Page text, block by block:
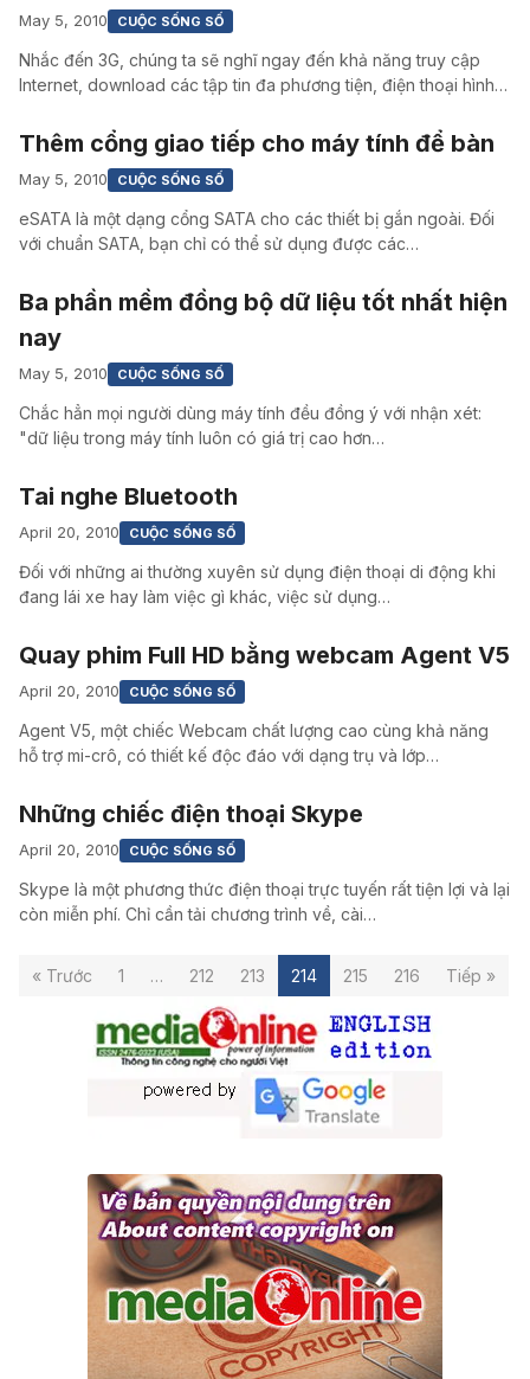
May 5, 2010 CUỘC SỐNG SỐ
Nhắc đến 3G, chúng ta sẽ nghĩ ngay đến khả năng truy cập
Internet, download các tập tin đa phương tiện, điện thoại hình…
Thêm cổng giao tiếp cho máy tính để bàn
May 5, 2010 CUỘC SỐNG SỐ
eSATA là một dạng cổng SATA cho các thiết bị gắn ngoài. Đối
với chuẩn SATA, bạn chỉ có thể sử dụng được các…
Ba phần mềm đồng bộ dữ liệu tốt nhất hiện
nay
May 5, 2010 CUỘC SỐNG SỐ
Chắc hẳn mọi người dùng máy tính đều đồng ý với nhận xét:
"dữ liệu trong máy tính luôn có giá trị cao hơn…
Tai nghe Bluetooth
April 20, 2010 CUỘC SỐNG SỐ
Đối với những ai thường xuyên sử dụng điện thoại di động khi
đang lái xe hay làm việc gì khác, việc sử dụng…
Quay phim Full HD bằng webcam Agent V5
April 20, 2010 CUỘC SỐNG SỐ
Agent V5, một chiếc Webcam chất lượng cao cùng khả năng
hỗ trợ mi-crô, có thiết kế độc đáo với dạng trụ và lớp…
Những chiếc điện thoại Skype
April 20, 2010 CUỘC SỐNG SỐ
Skype là một phương thức điện thoại trực tuyến rất tiện lợi và lại
còn miễn phí. Chỉ cần tải chương trình về, cài…
« Trước 1 … 212 213 214 215 216 Tiếp »